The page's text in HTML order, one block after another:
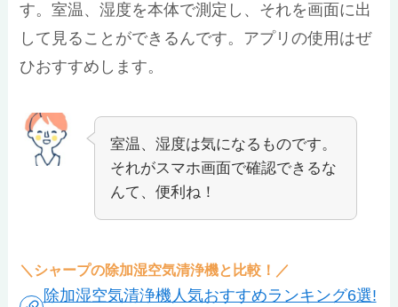
す。室温、湿度を本体で測定し、それを画面に出
して見ることができるんです。アプリの使用はぜ
ひおすすめします。
室温、湿度は気になるものです。
それがスマホ画面で確認できるな
んて、便利ね！
＼シャープの除加湿空気清浄機と比較！／
除加湿空気清浄機人気おすすめランキング6選!